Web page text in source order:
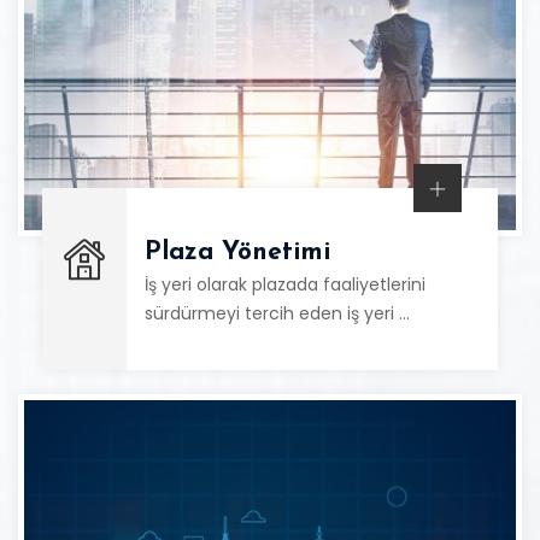
Plaza Yönetimi
İş yeri olarak plazada faaliyetlerini
sürdürmeyi tercih eden iş yeri …